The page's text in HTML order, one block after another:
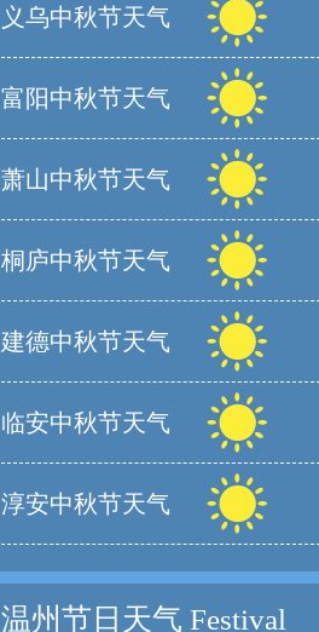
义乌中秋节天气
富阳中秋节天气
萧山中秋节天气
桐庐中秋节天气
建德中秋节天气
临安中秋节天气
淳安中秋节天气
温州节日天气 Festival